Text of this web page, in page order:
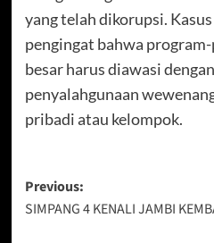
yang telah dikorupsi.
pengingat bahwa
besar harus diawasi
penyalahgunaan
pribadi atau kelompok.
Post
navigation
Previous:
SIMPANG 4 KENALI JAMBI